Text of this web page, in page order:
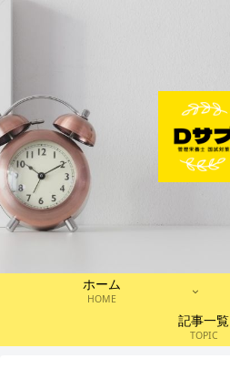
ホーム
HOME
記事一覧
TOPIC